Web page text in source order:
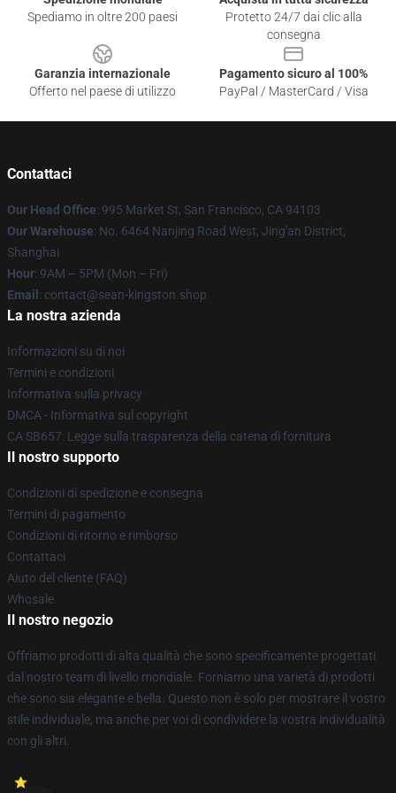
Spediamo in oltre 200 paesi
Protetto 24/7 dai clic alla
consegna
Garanzia internazionale
Offerto nel paese di utilizzo
Pagamento sicuro al 100%
PayPal / MasterCard / Visa
Contattaci
Our Head Office: 995 Market St, San Francisco, CA 94103
Our Warehouse: No. 6464 Nanjing Road West, Jing'an District,
Shanghai
Hour: 9AM – 5PM (Mon – Fri)
Email : contact@sean-kingston.shop
La nostra azienda
Informazioni su di noi
Termini e condizioni
Informativa sulla privacy
DMCA - Informativa sul copyright
CA SB657: Legge sulla trasparenza della catena di fornitura
Il nostro supporto
Condizioni di spedizione e consegna
Termini di pagamento
Condizioni di ritorno e rimborso
Contattaci
Aiuto del cliente (FAQ)
Whosale
Il nostro negozio
Offriamo prodotti di alta qualità che sono specificamente progettati
dal nostro team di livello mondiale. Forniamo una varietà di prodotti
che sono sia elegante e bella. Questo non è solo per mostrare il vostro
stile individuale, ma anche per voi di condividere la vostra individualità
con gli altri.